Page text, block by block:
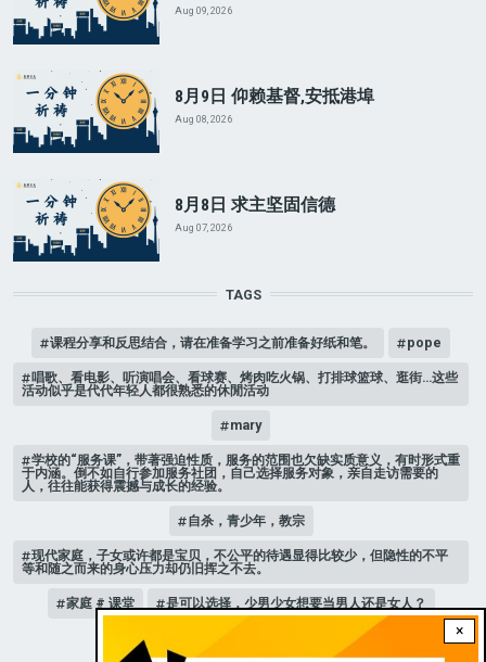
×
Aug 09, 2026
8月9日 仰赖基督,安抵港埠
Aug 08, 2026
8月8日 求主坚固信德
Aug 07, 2026
TAGS
课程分享和反思结合，请在准备学习之前准备好纸和笔。 pope
唱歌、看电影、听演唱会、看球赛、烤肉吃火锅、打排球篮球、逛街…这些
活动似乎是代代年轻人都很熟悉的休閒活动
mary
学校的“服务课”，带著强迫性质，服务的范围也欠缺实质意义，有时形式重
于内涵。倒不如自行参加服务社团，自己选择服务对象，亲自走访需要的
人，往往能获得震撼与成长的经验。
自杀，青少年，教宗
现代家庭，子女或许都是宝贝，不公平的待遇显得比较少，但隐性的不平
等和随之而来的身心压力却仍旧挥之不去。
家庭 # 课堂 是可以选择，少男少女想要当男人还是女人？